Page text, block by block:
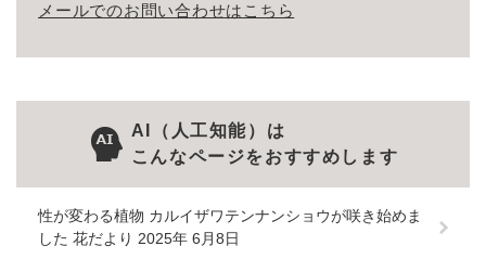
メールでのお問い合わせはこちら
AI（人工知能）は
こんなページをおすすめします
性が変わる植物 カルイザワテンナンショウが咲き始めま
した 花だより 2025年 6月8日